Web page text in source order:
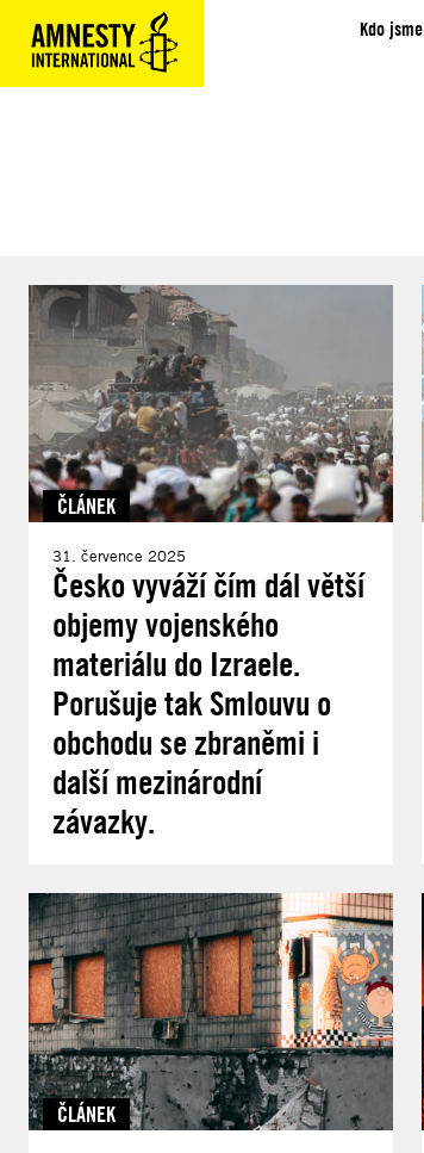
Kdo jsme
ČLÁNEK
31. července 2025
Česko vyváží čím dál větší
objemy vojenského
materiálu do Izraele.
Porušuje tak Smlouvu o
obchodu se zbraněmi i
další mezinárodní
závazky.
ČLÁNEK